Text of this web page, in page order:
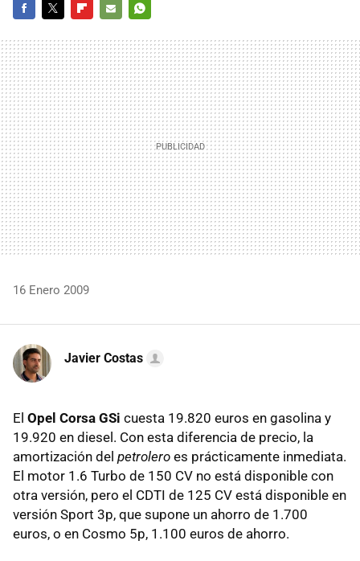
MAIL
16 Enero 2009
Javier Costas
El Opel Corsa GSi cuesta 19.820 euros en gasolina y
19.920 en diesel. Con esta diferencia de precio, la
amortización del petrolero es prácticamente inmediata.
El motor 1.6 Turbo de 150 CV no está disponible con
otra versión, pero el CDTI de 125 CV está disponible en
versión Sport 3p, que supone un ahorro de 1.700
euros, o en Cosmo 5p, 1.100 euros de ahorro.